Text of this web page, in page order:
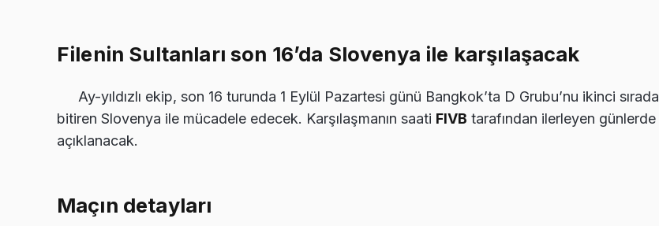
Filenin Sultanları son 16’da Slovenya ile karşılaşacak
Ay-yıldızlı ekip, son 16 turunda 1 Eylül Pazartesi günü Bangkok’ta D Grubu’nu ikinci sırada
bitiren Slovenya ile mücadele edecek. Karşılaşmanın saati FIVB tarafından ilerleyen günlerde
açıklanacak.
Maçın detayları